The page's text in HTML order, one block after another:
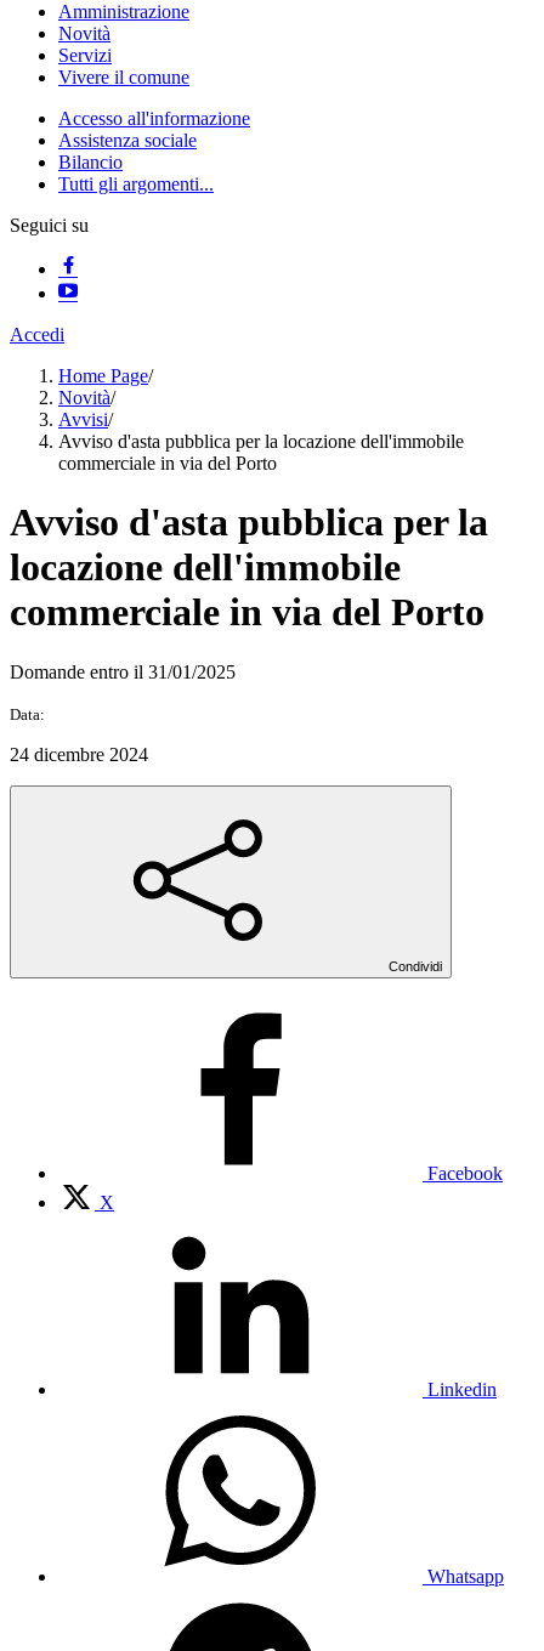
Amministrazione
Novità
Servizi
Vivere il comune
Accesso all'informazione
Assistenza sociale
Bilancio
Tutti gli argomenti...
Seguici su
Accedi
Home Page/
Novità/
Avvisi/
Avviso d'asta pubblica per la locazione dell'immobile
commerciale in via del Porto
Avviso d'asta pubblica per la
locazione dell'immobile
commerciale in via del Porto
Domande entro il 31/01/2025
Data:
24 dicembre 2024
Condividi
Facebook
X
Linkedin
Whatsapp